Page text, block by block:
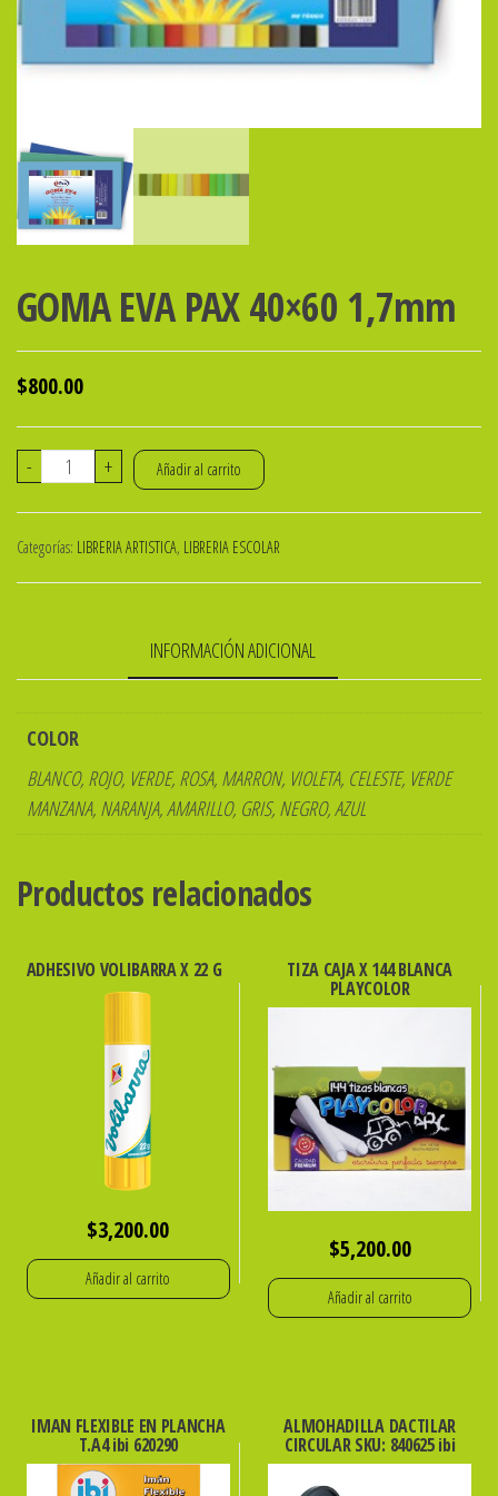
GOMA EVA PAX 40×60 1,7mm
$800.00
-
GOMA
40x60
1,7mm
+ Añadir al carrito
Categorías: LIBRERIA ARTISTICA, LIBRERIA ESCOLAR
INFORMACIÓN ADICIONAL
COLOR
BLANCO, ROJO, VERDE, ROSA, MARRON, VIOLETA, CELESTE, VERDE
MANZANA, NARANJA, AMARILLO, GRIS, NEGRO, AZUL
Productos relacionados
ADHESIVO VOLIBARRA X 22 G
$3,200.00
Añadir al carrito
TIZA CAJA X 144 BLANCA
PLAYCOLOR
$5,200.00
Añadir al carrito
IMAN FLEXIBLE EN PLANCHA
T.A4 ibi 620290
ALMOHADILLA DACTILAR
CIRCULAR SKU: 840625 ibi